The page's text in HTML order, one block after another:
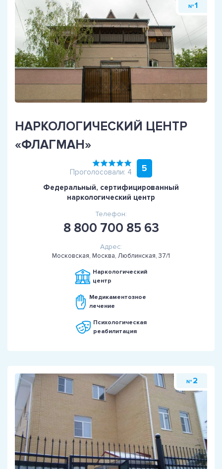
№ 1
НАРКОЛОГИЧЕСКИЙ ЦЕНТР
«ФЛАГМАН»
Проголосовали: 4 5
Федеральный, сертифицированный
наркологический центр
Телефон:
8 800 700 85 63
Адрес:
Московская, Москва, Люблинская, 37/1
Наркологический
центр
Медикаментозное
лечение
Психологическая
реабилитация
№ 2